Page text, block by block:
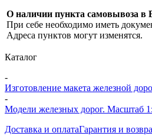
О наличии пункта самовывоза в
При себе необходимо иметь
Адреса пунктов могут изменятся.
Каталог
-
Изготовление макета железной
-
Модели железных дорог. Масштаб
Доставка и оплатаГарантия и